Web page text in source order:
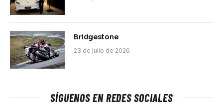
Bridgestone
23 de julio de 2026
SÍGUENOS EN REDES SOCIALES